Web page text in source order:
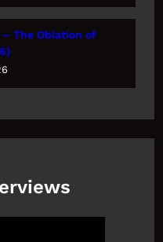
– The Oblation of